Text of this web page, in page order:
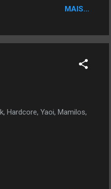
MAIS...
Hardcore, Yaoi, Mamilos,